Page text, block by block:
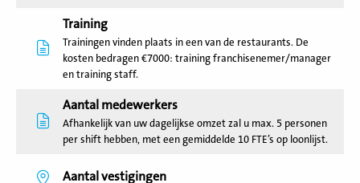
Training
Trainingen vinden plaats in een van de restaurants. De
kosten bedragen €7000: training franchisenemer/manager
en training staff.
Aantal medewerkers
Afhankelijk van uw dagelijkse omzet zal u max. 5 personen
per shift hebben, met een gemiddelde 10 FTE’s op loonlijst.
Aantal vestigingen